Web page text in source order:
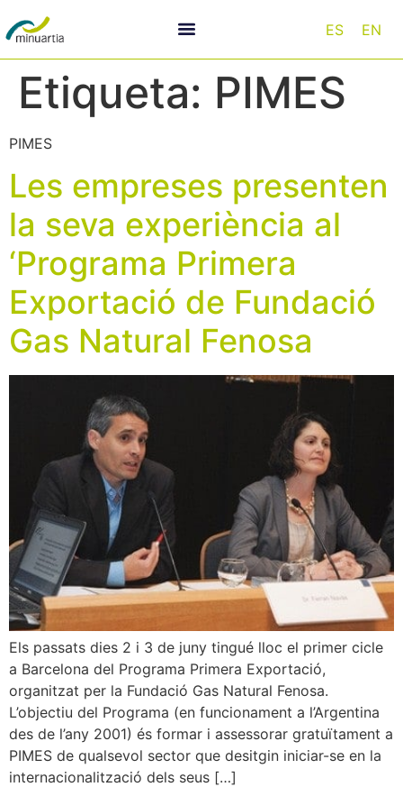
ES EN
Etiqueta: PIMES
PIMES
Les empreses presenten
la seva experiència al
‘Programa Primera
Exportació de Fundació
Gas Natural Fenosa
Els passats dies 2 i 3 de juny tingué lloc el primer cicle
a Barcelona del Programa Primera Exportació,
organitzat per la Fundació Gas Natural Fenosa.
L’objectiu del Programa (en funcionament a l’Argentina
des de l’any 2001) és formar i assessorar gratuïtament a
PIMES de qualsevol sector que desitgin iniciar-se en la
internacionalització dels seus […]